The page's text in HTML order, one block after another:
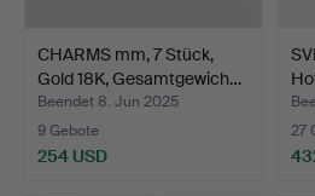
CHARMS mm, 7 Stück,
Gold 18K, Gesamtgewich…
Beendet 8. Jun 2025
9 Gebote
254 USD
27